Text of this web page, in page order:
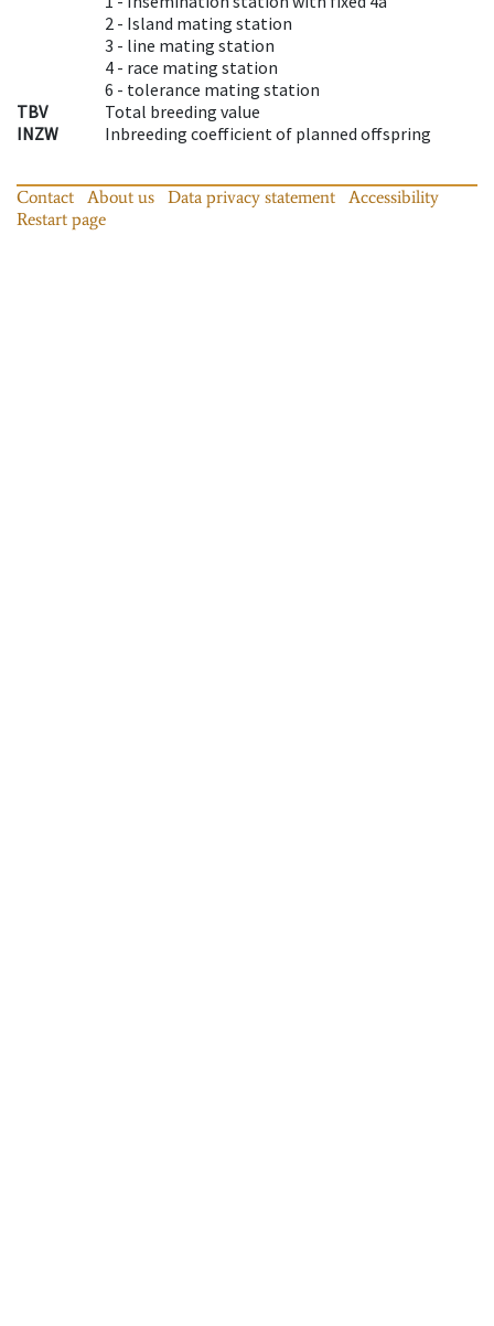
2 - Island mating station
3 - line mating station
4 - race mating station
6 - tolerance mating station
TBV
Total breeding value
INZW
Inbreeding coefficient of planned offspring
Contact About us Data privacy statement
Accessibility
Restart page